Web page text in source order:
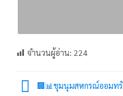
จำนวนผู้อ่าน: 224
🏢📊ชุมนุมสหกรณ์ออมทรั